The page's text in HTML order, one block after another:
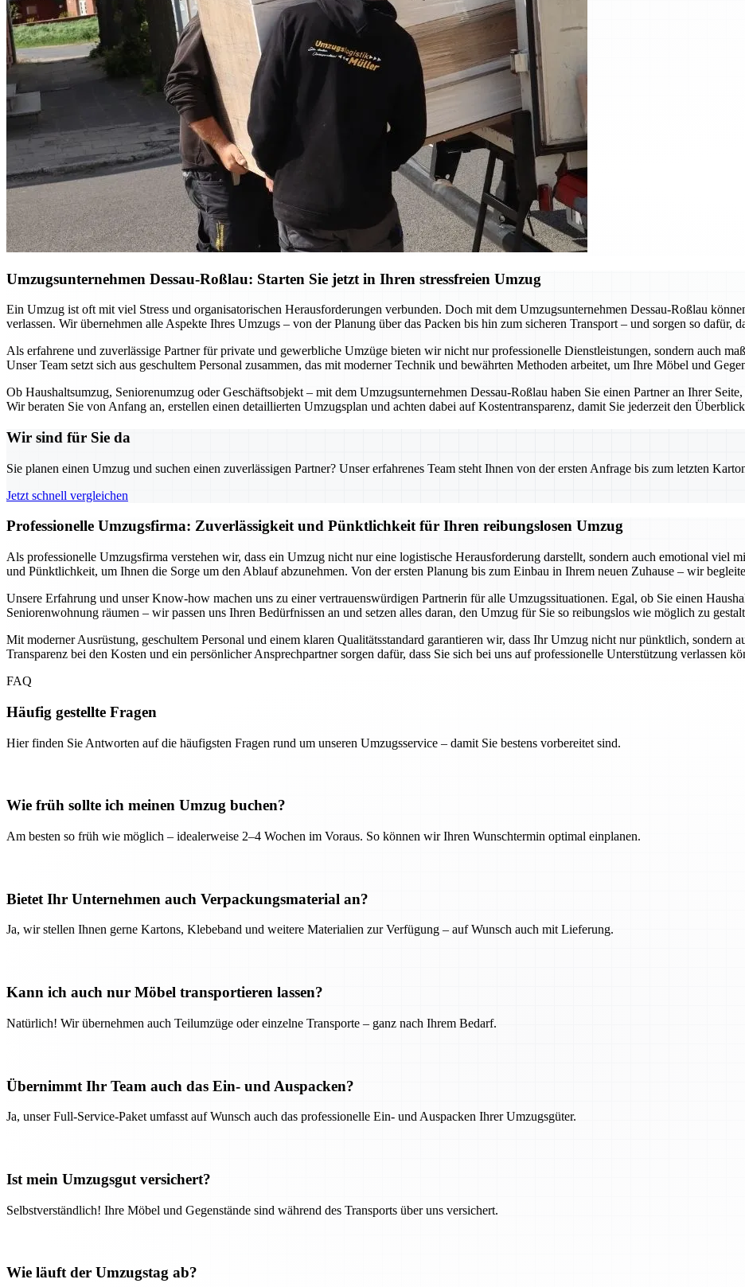
Umzugsunternehmen Dessau-Roßlau: Starten Sie jetzt in Ihren stressfreien Umzug
Ein Umzug ist oft mit viel Stress und organisatorischen Herausforderungen verbunden. Doch mit dem Umzugsunternehmen Dessau-Roßlau
verlassen. Wir übernehmen alle Aspekte Ihres Umzugs – von der Planung über das Packen bis hin zum sicheren Transport – und sorgen so dafür,
Als erfahrene und zuverlässige Partner für private und gewerbliche Umzüge bieten wir nicht nur professionelle Dienstleistungen, sondern auch
Unser Team setzt sich aus geschultem Personal zusammen, das mit moderner Technik und bewährten Methoden arbeitet, um Ihre Möbel und
Ob Haushaltsumzug, Seniorenumzug oder Geschäftsobjekt – mit dem Umzugsunternehmen Dessau-Roßlau haben Sie einen Partner an Ihrer
Wir beraten Sie von Anfang an, erstellen einen detaillierten Umzugsplan und achten dabei auf Kostentransparenz, damit Sie jederzeit den
Wir sind für Sie da
Sie planen einen Umzug und suchen einen zuverlässigen Partner? Unser erfahrenes Team steht Ihnen von der ersten Anfrage bis zum letzten
Jetzt schnell vergleichen
Professionelle Umzugsfirma: Zuverlässigkeit und Pünktlichkeit für Ihren reibungslosen Umzug
Als professionelle Umzugsfirma verstehen wir, dass ein Umzug nicht nur eine logistische Herausforderung darstellt, sondern auch emotional viel
und Pünktlichkeit, um Ihnen die Sorge um den Ablauf abzunehmen. Von der ersten Planung bis zum Einbau in Ihrem neuen Zuhause – wir
Unsere Erfahrung und unser Know-how machen uns zu einer vertrauenswürdigen Partnerin für alle Umzugssituationen. Egal, ob Sie einen
Seniorenwohnung räumen – wir passen uns Ihren Bedürfnissen an und setzen alles daran, den Umzug für Sie so reibungslos wie möglich zu
Mit moderner Ausrüstung, geschultem Personal und einem klaren Qualitätsstandard garantieren wir, dass Ihr Umzug nicht nur pünktlich, sondern
Transparenz bei den Kosten und ein persönlicher Ansprechpartner sorgen dafür, dass Sie sich bei uns auf professionelle Unterstützung verlassen
FAQ
Häufig gestellte Fragen
Hier finden Sie Antworten auf die häufigsten Fragen rund um unseren Umzugsservice – damit Sie bestens vorbereitet sind.
Wie früh sollte ich meinen Umzug buchen?
Am besten so früh wie möglich – idealerweise 2–4 Wochen im Voraus. So können wir Ihren Wunschtermin optimal einplanen.
Bietet Ihr Unternehmen auch Verpackungsmaterial an?
Ja, wir stellen Ihnen gerne Kartons, Klebeband und weitere Materialien zur Verfügung – auf Wunsch auch mit Lieferung.
Kann ich auch nur Möbel transportieren lassen?
Natürlich! Wir übernehmen auch Teilumzüge oder einzelne Transporte – ganz nach Ihrem Bedarf.
Übernimmt Ihr Team auch das Ein- und Auspacken?
Ja, unser Full-Service-Paket umfasst auf Wunsch auch das professionelle Ein- und Auspacken Ihrer Umzugsgüter.
Ist mein Umzugsgut versichert?
Selbstverständlich! Ihre Möbel und Gegenstände sind während des Transports über uns versichert.
Wie läuft der Umzugstag ab?